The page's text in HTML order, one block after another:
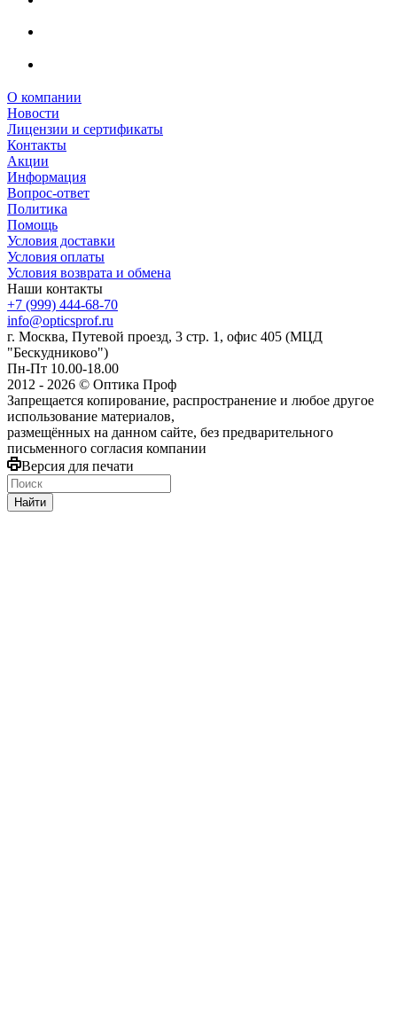
О компании
Новости
Лицензии и сертификаты
Контакты
Акции
Информация
Вопрос-ответ
Политика
Помощь
Условия доставки
Условия оплаты
Условия возврата и обмена
Наши контакты
+7 (999) 444-68-70
info@opticsprof.ru
г. Москва, Путевой проезд, 3 стр. 1, офис 405 (МЦД
"Бескудниково")
Пн-Пт 10.00-18.00
2012 - 2026 © Оптика Проф
Запрещается копирование, распространение и любое другое
использование материалов,
размещённых на данном сайте, без предварительного
письменного согласия компании
Версия для печати
Найти